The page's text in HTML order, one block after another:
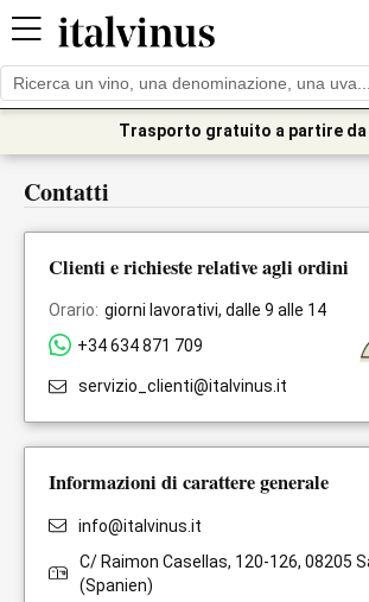
Trasporto gratuito a partire da
Contatti
Clienti e richieste relative agli ordini
Orario: giorni lavorativi, dalle 9 alle 14
+34 634 871 709
servizio_clienti@italvinus.it
Informazioni di carattere generale
info@italvinus.it
C/ Raimon Casellas, 120-126, 08205
(Spanien)